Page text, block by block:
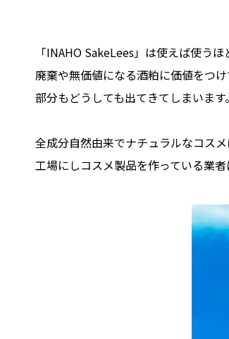
「INAHO SakeLees」は使えば使う
廃棄や無価値になる酒粕に価値をつ
部分もどうしても出てきてしまいま
全成分自然由来でナチュラルなコス
工場にしコスメ製品を作っている業